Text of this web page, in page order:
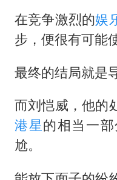
在竞争激烈的娱
步，便很有可能
最终的结局就是
而刘恺威，他的
港星的相当一
尬。